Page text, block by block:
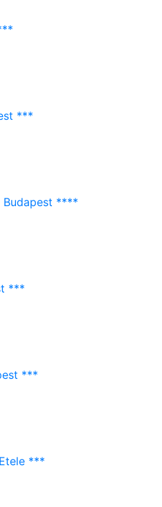
***
****
***
***
***